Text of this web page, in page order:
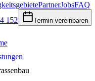
PartnerJobsFAQ
152
Termin vereinbaren